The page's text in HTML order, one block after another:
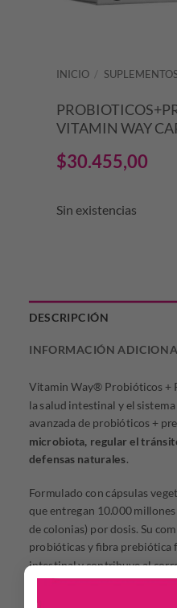
INICIO /
VITAMIN WAY
$30.455,00
Sin existencias
DESCRIPCIÓN
INFORMACIÓN
Vitamin Way® Probióticos +
la salud intestinal y el
avanzada de probióticos +
microbiota, regular el
defensas naturales.
Formulado con cápsulas
que entregan 10.000
de colonias) por dosis. Su
probióticas y fibra prebiótica
intestinal y contribuye al
sistema digestivo e inmune.